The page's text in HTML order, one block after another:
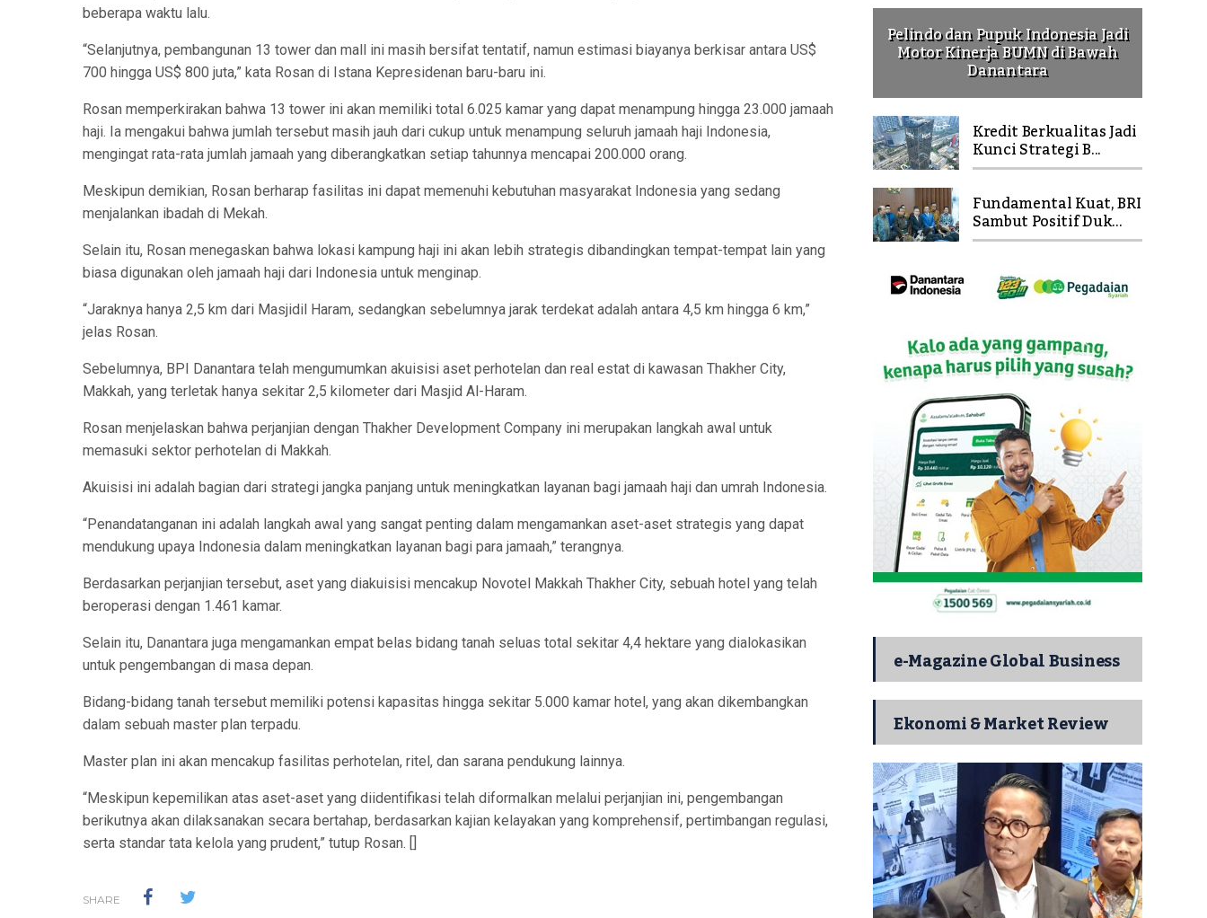
beberapa waktu lalu.
“Selanjutnya, pembangunan 13 tower dan mall ini masih bersifat tentatif, namun estimasi biayanya berkisar antara US$
700 hingga US$ 800 juta,” kata Rosan di Istana Kepresidenan baru-baru ini.
Rosan memperkirakan bahwa 13 tower ini akan memiliki total 6.025 kamar yang dapat menampung hingga 23.000 jamaah
haji. Ia mengakui bahwa jumlah tersebut masih jauh dari cukup untuk menampung seluruh jamaah haji Indonesia,
mengingat rata-rata jumlah jamaah yang diberangkatkan setiap tahunnya mencapai 200.000 orang.
Meskipun demikian, Rosan berharap fasilitas ini dapat memenuhi kebutuhan masyarakat Indonesia yang sedang
menjalankan ibadah di Mekah.
Selain itu, Rosan menegaskan bahwa lokasi kampung haji ini akan lebih strategis dibandingkan tempat-tempat lain yang
biasa digunakan oleh jamaah haji dari Indonesia untuk menginap.
“Jaraknya hanya 2,5 km dari Masjidil Haram, sedangkan sebelumnya jarak terdekat adalah antara 4,5 km hingga 6 km,”
jelas Rosan.
Sebelumnya, BPI Danantara telah mengumumkan akuisisi aset perhotelan dan real estat di kawasan Thakher City,
Makkah, yang terletak hanya sekitar 2,5 kilometer dari Masjid Al-Haram.
Rosan menjelaskan bahwa perjanjian dengan Thakher Development Company ini merupakan langkah awal untuk
memasuki sektor perhotelan di Makkah.
Akuisisi ini adalah bagian dari strategi jangka panjang untuk meningkatkan layanan bagi jamaah haji dan umrah Indonesia.
“Penandatanganan ini adalah langkah awal yang sangat penting dalam mengamankan aset-aset strategis yang dapat
mendukung upaya Indonesia dalam meningkatkan layanan bagi para jamaah,” terangnya.
Berdasarkan perjanjian tersebut, aset yang diakuisisi mencakup Novotel Makkah Thakher City, sebuah hotel yang telah
beroperasi dengan 1.461 kamar.
Selain itu, Danantara juga mengamankan empat belas bidang tanah seluas total sekitar 4,4 hektare yang dialokasikan
untuk pengembangan di masa depan.
Bidang-bidang tanah tersebut memiliki potensi kapasitas hingga sekitar 5.000 kamar hotel, yang akan dikembangkan
dalam sebuah master plan terpadu.
Master plan ini akan mencakup fasilitas perhotelan, ritel, dan sarana pendukung lainnya.
“Meskipun kepemilikan atas aset-aset yang diidentifikasi telah diformalkan melalui perjanjian ini, pengembangan
berikutnya akan dilaksanakan secara bertahap, berdasarkan kajian kelayakan yang komprehensif, pertimbangan regulasi,
serta standar tata kelola yang prudent,” tutup Rosan. []
SHARE
Pelindo dan Pupuk Indonesia Jadi
Motor Kinerja BUMN di Bawah
Danantara
Kredit Berkualitas Jadi
Kunci Strategi B...
Fundamental Kuat, BRI
Sambut Positif Duk...
e-Magazine Global Business
Ekonomi & Market Review